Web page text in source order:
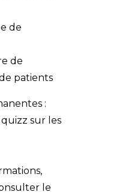
de
de
patients
:
sur les
le